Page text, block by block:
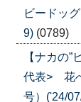
ビードッ
9) (0789)
【ナカの
代表> 花
号）('24/